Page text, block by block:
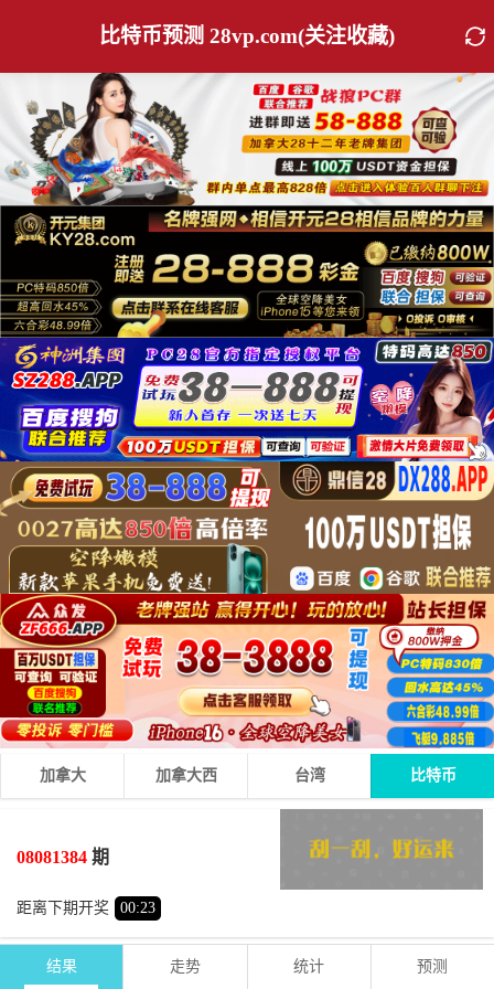
比特币预测 28vp.com(关注收藏)
加拿大 加拿大西 台湾 比特币
08081384 期
距离下期开奖 00:23
7 + 2 + 1 = 10
期号 号码
结果 走势 统计 预测